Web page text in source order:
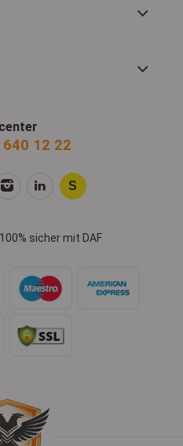
12 22
sicher mit DAF